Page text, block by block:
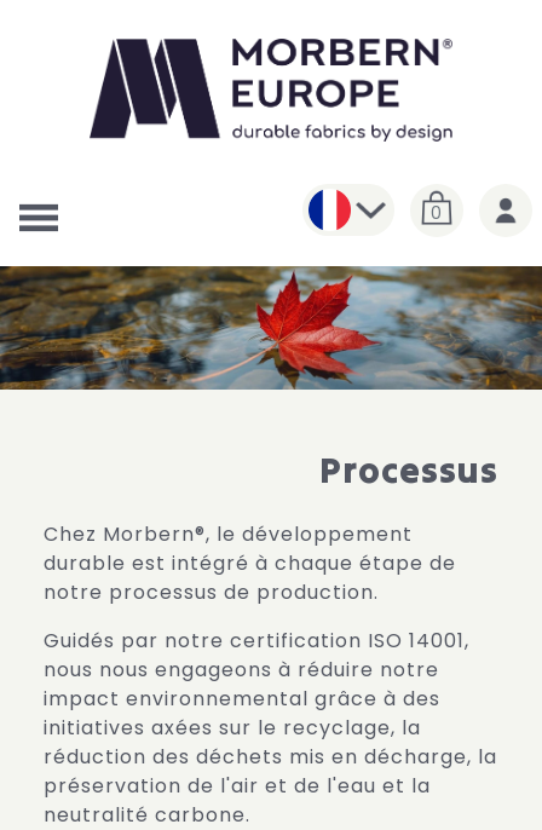
0
Processus
Chez Morbern®, le développement
durable est intégré à chaque étape de
notre processus de production.
Guidés par notre certification ISO 14001,
nous nous engageons à réduire notre
impact environnemental grâce à des
initiatives axées sur le recyclage, la
réduction des déchets mis en décharge, la
préservation de l'air et de l'eau et la
neutralité carbone.